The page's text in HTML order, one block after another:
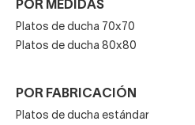
Dimensiones y grosor.
POR MEDIDAS
Platos de ducha 70x70
Platos de ducha 80x80​
POR FABRICACIÓN
Platos de ducha estándar